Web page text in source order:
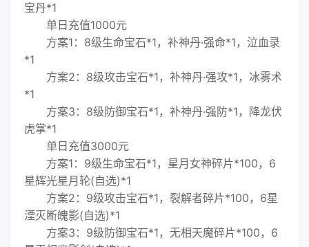
宝丹*1
单日充值1000元
方案1：8级生命宝石*1，补神丹·强命*1，泣血录
*1
方案2：8级攻击宝石*1，补神丹·强攻*1，冰雾术
*1
方案3：8级防御宝石*1，补神丹·强防*1，降龙伏
虎掌*1
单日充值3000元
方案1：9级生命宝石*1，星月女神碎片*100，6
星辉光星月轮(自选)*1
方案2：9级攻击宝石*1，裂解者碎片*100，6星
湮灭断魄影(自选)*1
方案3：9级防御宝石*1，无相天魔碎片*100，6